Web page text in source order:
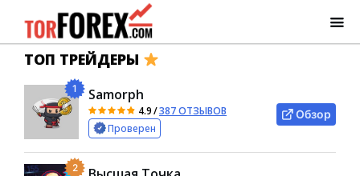
ТОП ТРЕЙДЕРЫ
1 Samorph
4.9/387 ОТЗЫВОВ
Проверен
Обзор
2